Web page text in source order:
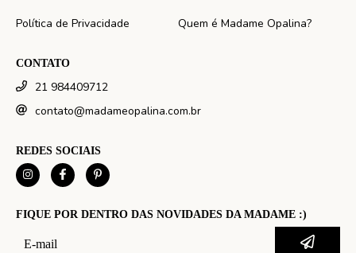
Política de Privacidade Quem é Madame Opalina?
CONTATO
21 984409712
contato@madameopalina.com.br
REDES SOCIAIS
FIQUE POR DENTRO DAS NOVIDADES DA MADAME :)